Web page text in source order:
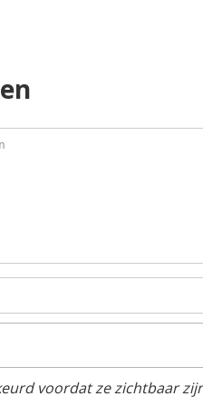
voordat ze zichtbaar